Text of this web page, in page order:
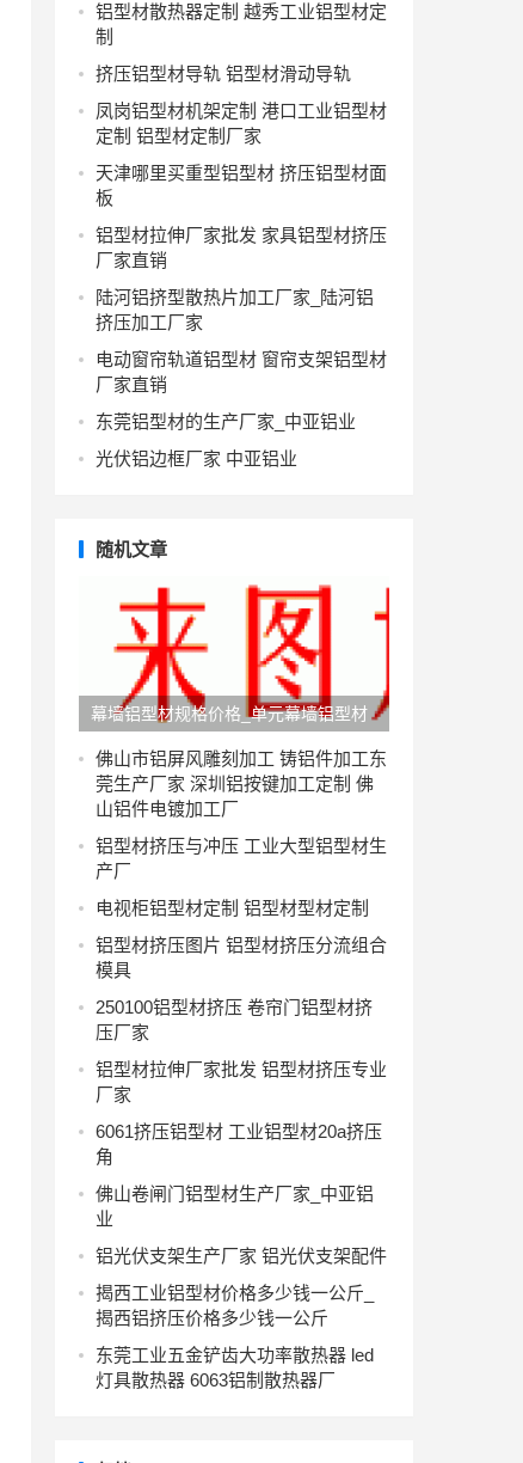
铝型材散热器定制 越秀工业铝型材定
制
挤压铝型材导轨 铝型材滑动导轨
凤岗铝型材机架定制 港口工业铝型材
定制 铝型材定制厂家
天津哪里买重型铝型材 挤压铝型材面
板
铝型材拉伸厂家批发 家具铝型材挤压
厂家直销
陆河铝挤型散热片加工厂家_陆河铝
挤压加工厂家
电动窗帘轨道铝型材 窗帘支架铝型材
厂家直销
东莞铝型材的生产厂家_中亚铝业
光伏铝边框厂家 中亚铝业
随机文章
幕墙铝型材规格价格_单元幕墙铝型材
图
佛山市铝屏风雕刻加工 铸铝件加工东
莞生产厂家 深圳铝按键加工定制 佛
山铝件电镀加工厂
铝型材挤压与冲压 工业大型铝型材生
产厂
电视柜铝型材定制 铝型材型材定制
铝型材挤压图片 铝型材挤压分流组合
模具
250100铝型材挤压 卷帘门铝型材挤
压厂家
铝型材拉伸厂家批发 铝型材挤压专业
厂家
6061挤压铝型材 工业铝型材20a挤压
角
佛山卷闸门铝型材生产厂家_中亚铝
业
铝光伏支架生产厂家 铝光伏支架配件
揭西工业铝型材价格多少钱一公斤_
揭西铝挤压价格多少钱一公斤
东莞工业五金铲齿大功率散热器 led
灯具散热器 6063铝制散热器厂